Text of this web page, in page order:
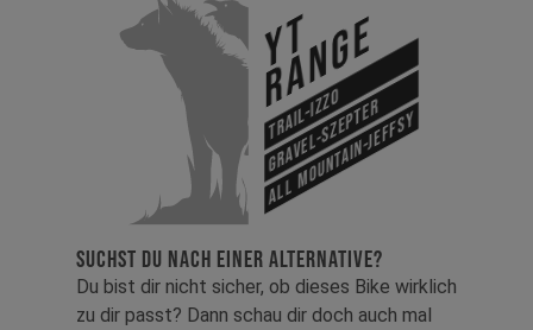
YT
Range
Trail-Izzo
Gravel-Szepter
All Mountain-Jeffsy
SUCHST DU NACH EINER ALTERNATIVE?
Du bist dir nicht sicher, ob dieses Bike wirklich
zu dir passt? Dann schau dir doch auch mal